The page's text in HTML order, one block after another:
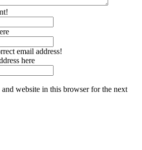
email address!
here
and website in this browser for the next